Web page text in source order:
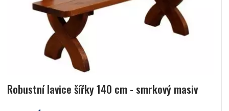
Robustní lavice šířky 140 cm - smrkový masiv